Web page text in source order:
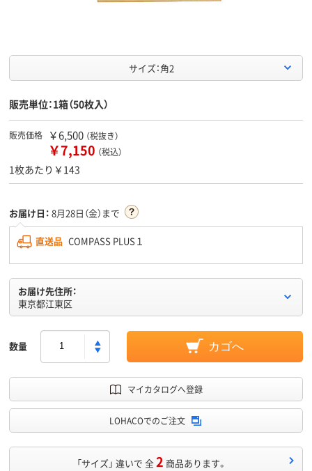
サイズ：角2
販売単位：1箱（50枚入）
販売価格 ￥6,500 （税抜き）
￥7,150 （税込）
1枚あたり￥143
お届け日： 8月28日（金）まで
直送品 COMPASS PLUS１
お届け先住所：
東京都江東区
数量 カゴへ
マイカタログへ登録
LOHACOでのご注文
「サイズ」 違いで 全2 商品あります。